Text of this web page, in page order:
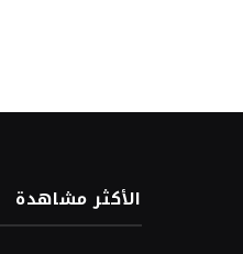
الأكثر مشاهدة